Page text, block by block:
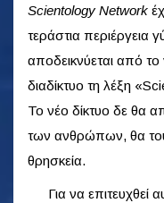
Scientology Network
τεράστια
αποδεικνύεται από
διαδίκτυο τη λέξη
Το νέο δίκτυο δε θα
των ανθρώπων, θα
θρησκεία.
Για να επιτευχθεί